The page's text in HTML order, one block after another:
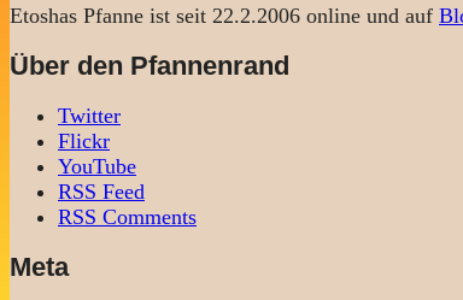
Etoshas Pfanne ist seit 22.2.2006 online und auf
Über den Pfannenrand
Twitter
Flickr
YouTube
RSS Feed
RSS Comments
Meta